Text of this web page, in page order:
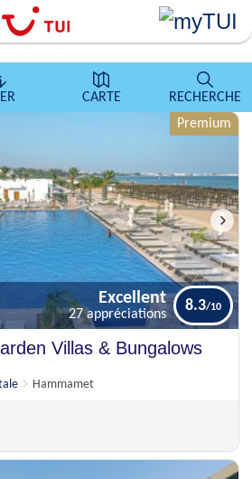
CARTE
RECHERCHE
Premium
Excellent
27 appréciations
8.3
Villas & Bungalows
Hammamet
Excellent
27 appréciations
8.3